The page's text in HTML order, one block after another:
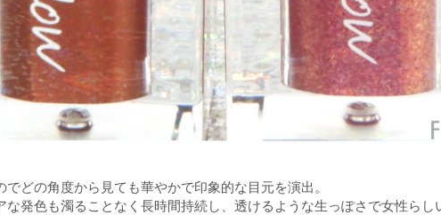
どの角度から見ても華やかで印象的な目元を演出。
な発色も濁ることなく長時間持続し、透けるような生っぽさで女性らし